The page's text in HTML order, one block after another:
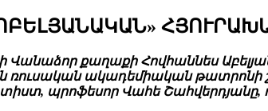
Վանաձոր քաղաքի Հովհաննես
ռուսական ակադեմիական
պրոֆեսոր Վահե